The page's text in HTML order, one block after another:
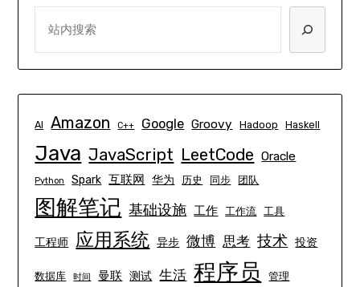
AI Amazon C++ Google Groovy Hadoop Haskell
Java JavaScript LeetCode Oracle
Python Spark 互联网 华为 历史 同步 团队
图解笔记 基础设施 工作 工作流 工具
工程师 应用系统 异步 微博 思考 技术 投资
数据库 时间 曼联 测试 生活 程序员 管理